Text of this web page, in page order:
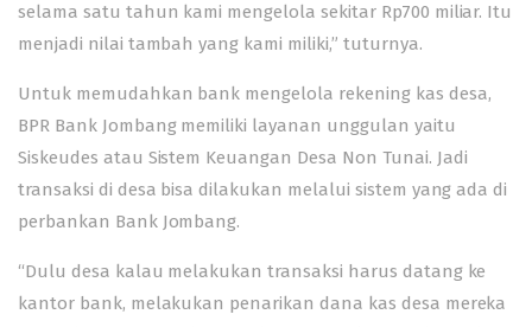
selama satu tahun kami mengelola sekitar Rp700 miliar. Itu
menjadi nilai tambah yang kami miliki,” tuturnya.
Untuk memudahkan bank mengelola rekening kas desa,
BPR Bank Jombang memiliki layanan unggulan yaitu
Siskeudes atau Sistem Keuangan Desa Non Tunai. Jadi
transaksi di desa bisa dilakukan melalui sistem yang ada di
perbankan Bank Jombang.
“Dulu desa kalau melakukan transaksi harus datang ke
kantor bank, melakukan penarikan dana kas desa mereka